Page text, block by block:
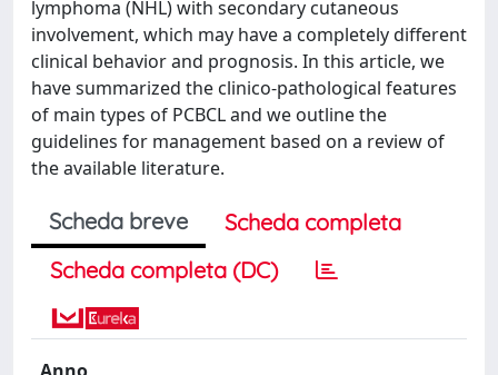
lymphoma (NHL) with secondary cutaneous
involvement, which may have a completely different
clinical behavior and prognosis. In this article, we
have summarized the clinico-pathological features
of main types of PCBCL and we outline the
guidelines for management based on a review of
the available literature.
Scheda breve
Scheda completa
Scheda completa (DC)